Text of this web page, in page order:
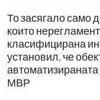
То засягало само
които
класифицирана
установил, че
МВР